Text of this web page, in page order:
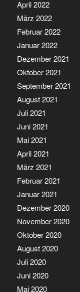
April 2022
März 2022
Februar 2022
Januar 2022
Dezember 2021
Oktober 2021
September 2021
August 2021
Juli 2021
Juni 2021
Mai 2021
April 2021
März 2021
Februar 2021
Januar 2021
Dezember 2020
November 2020
Oktober 2020
August 2020
Juli 2020
Juni 2020
Mai 2020